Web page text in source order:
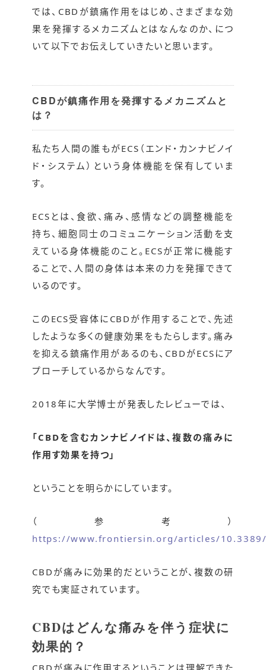
では、CBDが鎮痛作用をはじめ、さまざまな効
果を発揮するメカニズムとはなんなのか、につ
いて以下でお伝えしていきたいと思います。
CBDが鎮痛作用を発揮するメカニズムと
は？
私たち人間の誰もがECS（エンド・カンナビノイ
ド・システム）という身体機能を保有していま
す。
ECSとは、食欲、痛み、感情などの調整機能を
持ち、細胞同士のコミュニケーション活動を支
えている身体機能のこと。ECSが正常に機能す
ることで、人間の身体は本来の力を発揮できて
いるのです。
このECS受容体にCBDが作用することで、先述
したような多くの健康効果をもたらします。痛み
を抑える鎮痛作用があるのも、CBDがECSにア
プローチしているからなんです。
2018年に大学博士が発表したレビューでは、
「CBDを含むカンナビノイドは、複数の痛みに
作用す効果を持つ」
ということを明らかにしています。
（参考）
https://www.frontiersin.org/articles/
CBDが痛みに効果的だということが、複数の研
究でも実証されています。
CBDはどんな痛みを伴う症状に
効果的？